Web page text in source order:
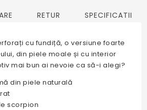
RETUR SPECIFICATII
cu fundiță, o versiune foarte
din piele moale și cu interior
mai bun ai nevoie ca să-i alegi?
din piele naturală
scorpion